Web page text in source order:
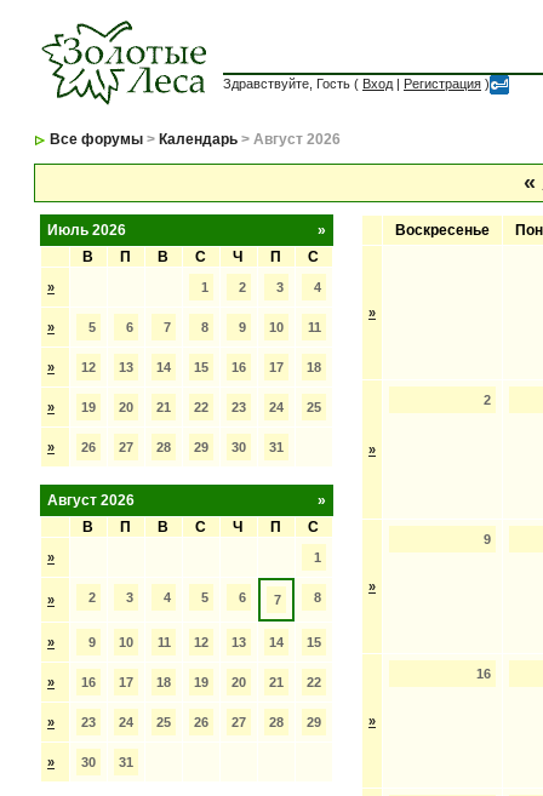
Здравствуйте, Гость ( Вход | Регистрация )
Все форумы > Календарь > Август 2026
«
»
Июль 2026
В
П В С Ч П С
» 1 2 3 4
» 5 6 7 8 9 10 11
» 12 13 14 15 16 17 18
» 19 20 21 22 23 24 25
» 26 27 28 29 30 31
»
Август 2026
В
П В С Ч П С
» 1
» 2 3 4 5 6 7 8
» 9 10 11 12 13 14 15
» 16 17 18 19 20 21 22
» 23 24 25 26 27 28 29
» 30 31
Воскресенье
»
»
2
»
9
»
16